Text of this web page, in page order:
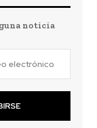
noticia